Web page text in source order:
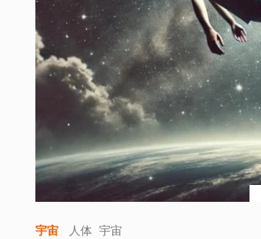
宇宙 人体 宇宙